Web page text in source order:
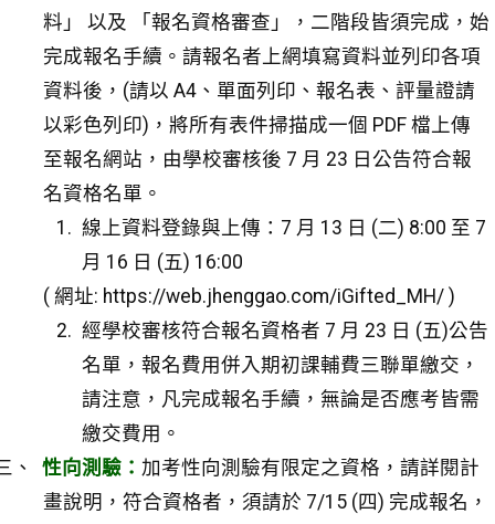
料」 以及 「報名資格審查」，二階段皆須完成，始
完成報名手續。請報名者上網填寫資料並列印各項
資料後，(請以 A4、單面列印、報名表、評量證請
以彩色列印)，將所有表件掃描成一個 PDF 檔上傳
至報名網站，由學校審核後 7 月 23 日公告符合報
名資格名單。
線上資料登錄與上傳：7 月 13 日 (二) 8:00 至 7
月 16 日 (五) 16:00
( 網址: https://web.jhenggao.com/iGifted_MH/ )
經學校審核符合報名資格者 7 月 23 日 (五)公告
名單，報名費用併入期初課輔費三聯單繳交，
請注意，凡完成報名手續，無論是否應考皆需
繳交費用。
性向測驗： 加考性向測驗有限定之資格，請詳閱計
畫說明，符合資格者，須請於 7/15 (四) 完成報名，